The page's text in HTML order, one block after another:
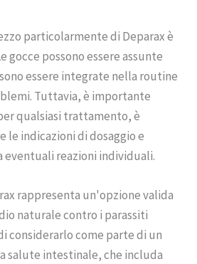
particolarmente di Deparax è
gocce possono essere assunte
essere integrate nella routine
Tuttavia, è importante
qualsiasi trattamento, è
le indicazioni di dosaggio e
eventuali reazioni individuali.
rappresenta un'opzione valida
naturale contro i parassiti
considerarlo come parte di un
salute intestinale, che includa